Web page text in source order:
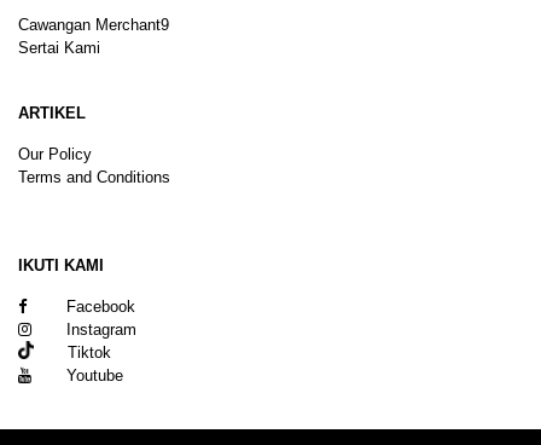
Cawangan Merchant9
Sertai Kami
ARTIKEL
Our Policy
Terms and Conditions
IKUTI KAMI
Facebook
Instagram
Tiktok
Youtube